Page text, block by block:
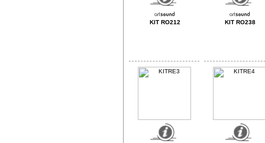
KIT RO212 KIT RO238